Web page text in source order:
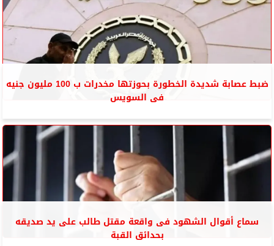
ضبط عصابة شديدة الخطورة بحوزتها مخدرات ب 100 مليون جنيه
فى السويس
سماع أقوال الشهود فى واقعة مقتل طالب على يد صديقه
بحدائق القبة